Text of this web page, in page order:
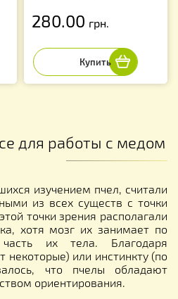
280.00 грн.
для работы с медом
изучением пчел, считали
из всех существ с точки
точки зрения располагали
хотя мозг их занимает по
их тела. Благодаря
некоторые) или инстинкту (по
что пчелы обладают
ориентирования.